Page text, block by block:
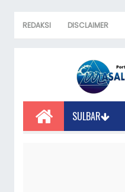
REDAKSI DISCLAIMER
SULBAR